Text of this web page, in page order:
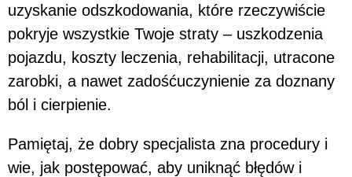
uzyskanie odszkodowania, które rzeczywiście
pokryje wszystkie Twoje straty – uszkodzenia
pojazdu, koszty leczenia, rehabilitacji, utracone
zarobki, a nawet zadośćuczynienie za doznany
ból i cierpienie.
Pamiętaj, że dobry specjalista zna procedury i
wie, jak postępować, aby uniknąć błędów i